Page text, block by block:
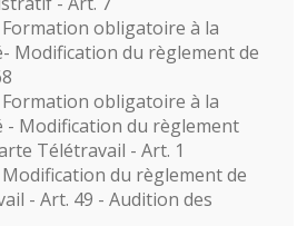
obligatoire à la
Modification du règlement de
obligatoire à la
- Modification du règlement
Télétravail - Art. 1
du règlement de
- Art. 49 - Audition des